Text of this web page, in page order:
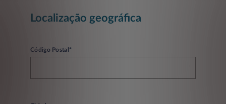
Localização geográfica
Código Postal*